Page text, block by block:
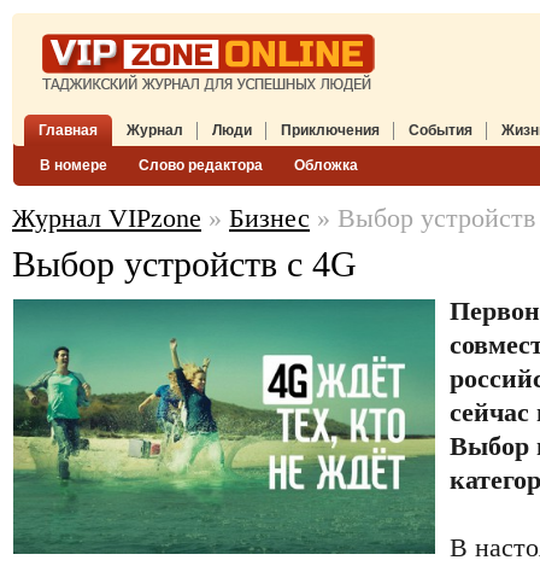
Главная Журнал
В номере Слово редактора Обложка
Люди Приключения События
Журнал VIPzone » Бизнес » Выбор
Выбор устройств с 4G
Выбор
В